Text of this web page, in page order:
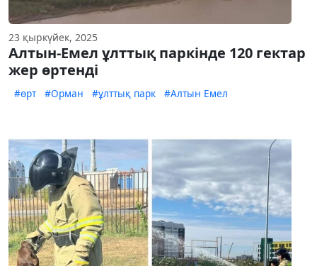
23 қыркүйек, 2025
Алтын-Емел ұлттық паркінде 120 гектар
жер өртенді
#өрт #Орман #ұлттық парк #Алтын Емел